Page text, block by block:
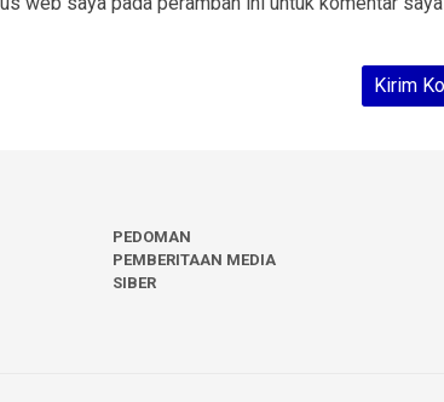
PEDOMAN
PEMBERITAAN MEDIA
SIBER